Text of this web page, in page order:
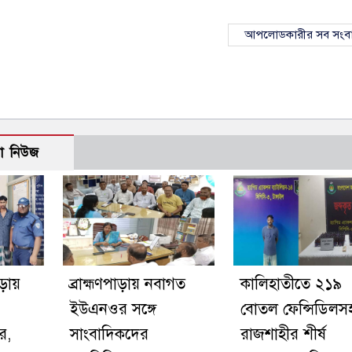
আপলোডকারীর সব
নিউজ
ব্রাহ্মণপাড়ায় নবাগত
ইউএনওর সঙ্গে
সাংবাদিকদের
কালিহাতীতে ২১৯
বোতল
রাজশাহীর শীর্ষ